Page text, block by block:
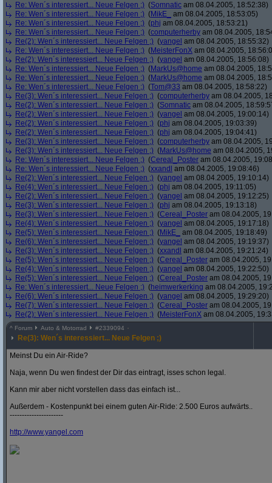
Re: Wen´s interessiert... Neue Felgen ;) (Somnatic am 08.04.2005, 18:52:38)
Re: Wen´s interessiert... Neue Felgen ;) (MikE_
am 08.04.2005, 18:53:05)
Re: Wen´s interessiert... Neue Felgen ;) (phj am 08.04.2005, 18:53:21)
Re: Wen´s interessiert... Neue Felgen ;) (computerherby am 08.04.2005,
Re(2): Wen´s interessiert... Neue Felgen ;) (yangel am 08.04.2005, 18:55:32)
Re: Wen´s interessiert... Neue Felgen ;) (MeisterFonX am 08.04.2005,
Re(2): Wen´s interessiert... Neue Felgen ;) (yangel am 08.04.2005, 18:56:08)
Re: Wen´s interessiert... Neue Felgen ;) (MarkUs@home am 08.04.2005,
Re: Wen´s interessiert... Neue Felgen ;) (MarkUs@home am 08.04.2005,
Re: Wen´s interessiert... Neue Felgen ;) (Tom@33 am 08.04.2005, 18:58:22)
Re(3): Wen´s interessiert... Neue Felgen ;) (computerherby am 08.04.2005,
Re(2): Wen´s interessiert... Neue Felgen ;) (Somnatic am 08.04.2005,
Re(2): Wen´s interessiert... Neue Felgen ;) (yangel am 08.04.2005, 19:00:14)
Re(2): Wen´s interessiert... Neue Felgen ;) (phj am 08.04.2005, 19:03:39)
Re(2): Wen´s interessiert... Neue Felgen ;) (phj am 08.04.2005, 19:04:41)
Re(3): Wen´s interessiert... Neue Felgen ;) (computerherby am 08.04.2005,
Re(3): Wen´s interessiert... Neue Felgen ;) (MarkUs@home am 08.04.2005,
Re: Wen´s interessiert... Neue Felgen ;) (Cereal_Poster am 08.04.2005,
Re: Wen´s interessiert... Neue Felgen ;) (xxandl am 08.04.2005, 19:08:46)
Re(2): Wen´s interessiert... Neue Felgen ;) (yangel am 08.04.2005, 19:10:14)
Re(4): Wen´s interessiert... Neue Felgen ;) (phj am 08.04.2005, 19:11:05)
Re(2): Wen´s interessiert... Neue Felgen ;) (yangel am 08.04.2005, 19:12:25)
Re(3): Wen´s interessiert... Neue Felgen ;) (phj am 08.04.2005, 19:13:18)
Re(3): Wen´s interessiert... Neue Felgen ;) (Cereal_Poster am 08.04.2005,
Re(4): Wen´s interessiert... Neue Felgen ;) (yangel am 08.04.2005, 19:17:18)
Re(5): Wen´s interessiert... Neue Felgen ;) (MikE_
am 08.04.2005, 19:18:49)
Re(6): Wen´s interessiert... Neue Felgen ;) (yangel am 08.04.2005, 19:19:37)
Re(3): Wen´s interessiert... Neue Felgen ;) (xxandl am 08.04.2005, 19:21:24)
Re(5): Wen´s interessiert... Neue Felgen ;) (Cereal_Poster am 08.04.2005,
Re(4): Wen´s interessiert... Neue Felgen ;) (yangel am 08.04.2005, 19:22:50)
Re(5): Wen´s interessiert... Neue Felgen ;) (Cereal_Poster am 08.04.2005,
Re: Wen´s interessiert... Neue Felgen ;) (heimwerkerking am 08.04.2005,
Re(6): Wen´s interessiert... Neue Felgen ;) (yangel am 08.04.2005, 19:29:20)
Re(7): Wen´s interessiert... Neue Felgen ;) (Cereal_Poster am 08.04.2005,
Re(2): Wen´s interessiert... Neue Felgen ;) (MeisterFonX am 08.04.2005,
^ Forum Auto & Motorrad #2339094
Re(3): Wen´s interessiert... Neue Felgen ;)
Meinst Du ein Air-Ride?
Naja, wenn Du wen findest der Dir das eintragt, isses schon legal.
Kann mir aber nicht vorstellen dass das einfach ist...
Außerdem - Kostenpunkt bei einem guten Air-Ride: 2.500 Euros aufwärts..
----------------------
http://www.yangel.com